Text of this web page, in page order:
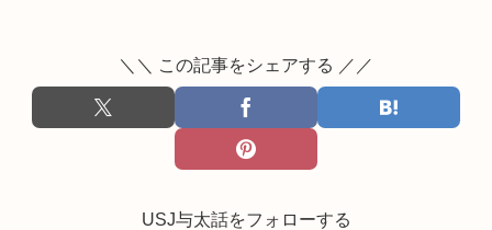
＼＼ この記事をシェアする ／／
USJ与太話をフォローする